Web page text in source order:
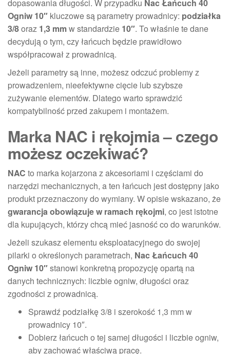
dopasowania długości. W przypadku Nac Łańcuch 40
Ogniw 10″ kluczowe są parametry prowadnicy: podziałka
3/8oraz 1,3 mmw standardzie 10″. To właśnie te dane
decydują o tym, czy łańcuch będzie prawidłowo
współpracował z prowadnicą.
Jeżeli parametry są inne, możesz odczuć problemy z
prowadzeniem, nieefektywne cięcie lub szybsze
zużywanie elementów. Dlatego warto sprawdzić
kompatybilność przed zakupem i montażem.
Marka NAC i rękojmia – czego
możesz oczekiwać?
NAC to marka kojarzona z akcesoriami i częściami do
narzędzi mechanicznych, a ten łańcuch jest dostępny jako
produkt przeznaczony do wymiany. W opisie wskazano, że
gwarancja obowiązuje w ramach rękojmi, co jest istotne
dla kupujących, którzy chcą mieć jasność co do warunków.
Jeżeli szukasz elementu eksploatacyjnego do swojej
pilarki o określonych parametrach, Nac Łańcuch 40
Ogniw 10″stanowi konkretną propozycję opartą na
danych technicznych: liczbie ogniw, długości oraz
zgodności z prowadnicą.
Sprawdź podziałkę 3/8 i szerokość 1,3 mm w
prowadnicy 10″.
Dobierz łańcuch o tej samej długości i liczbie ogniw,
aby zachować właściwą pracę.